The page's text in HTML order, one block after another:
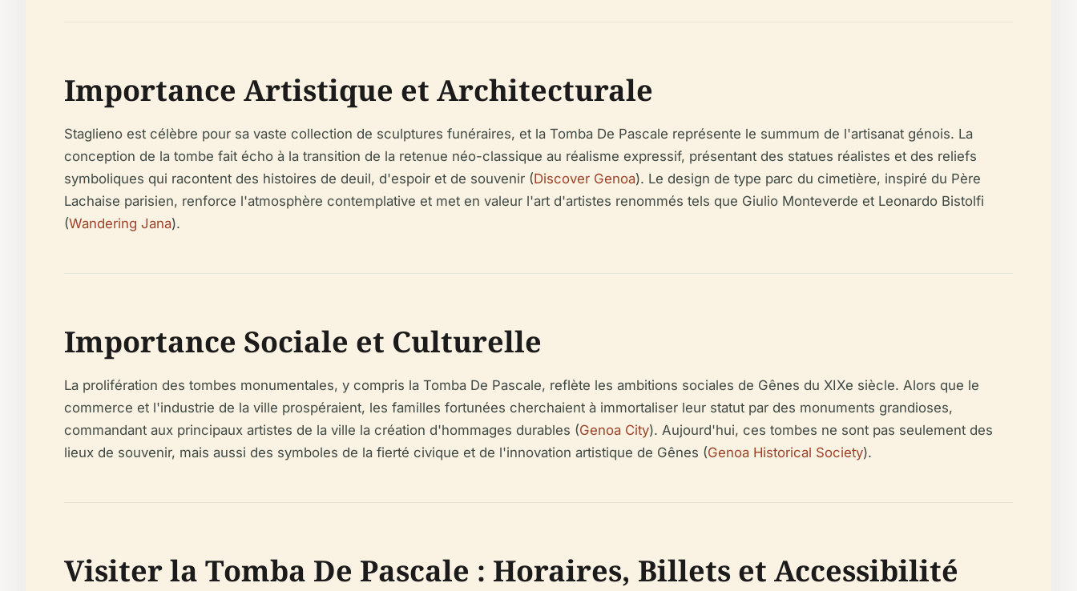
Importance Artistique et Architecturale
Staglieno est célèbre pour sa vaste collection de sculptures funéraires, et la Tomba De Pascale représente le summum de l'artisanat génois. La
conception de la tombe fait écho à la transition de la retenue néo-classique au réalisme expressif, présentant des statues réalistes et des reliefs
symboliques qui racontent des histoires de deuil, d'espoir et de souvenir (Discover Genoa). Le design de type parc du cimetière, inspiré du Père
Lachaise parisien, renforce l'atmosphère contemplative et met en valeur l'art d'artistes renommés tels que Giulio Monteverde et Leonardo Bistolfi
(Wandering Jana).
Importance Sociale et Culturelle
La prolifération des tombes monumentales, y compris la Tomba De Pascale, reflète les ambitions sociales de Gênes du XIXe siècle. Alors que le
commerce et l'industrie de la ville prospéraient, les familles fortunées cherchaient à immortaliser leur statut par des monuments grandioses,
commandant aux principaux artistes de la ville la création d'hommages durables (Genoa City). Aujourd'hui, ces tombes ne sont pas seulement des
lieux de souvenir, mais aussi des symboles de la fierté civique et de l'innovation artistique de Gênes (Genoa Historical Society).
Visiter la Tomba De Pascale : Horaires, Billets et Accessibilité